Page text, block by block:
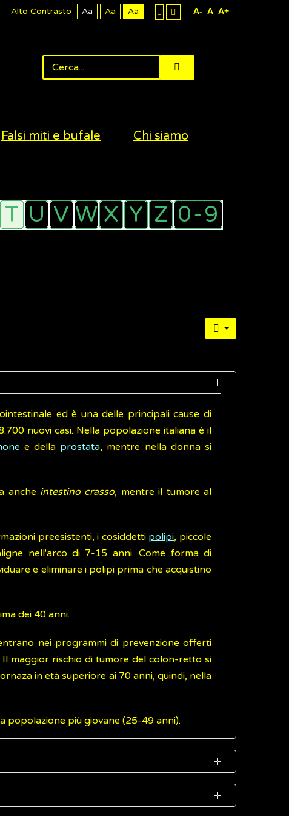
Alto Contrasto Aa Aa Aa A- A A+
Falsi miti e bufale Chi siamo
ed è una delle principali cause di
nuovi casi. Nella popolazione italiana è il
e della prostata, mentre nella donna si
anche intestino crasso, mentre il tumore al
preesistenti, i cosiddetti polipi, piccole
nell'arco di 7-15 anni. Come forma di
e eliminare i polipi prima che acquistino
dei 40 anni.
nei programmi di prevenzione offerti
Il maggior rischio di tumore del colon-retto si
in età superiore ai 70 anni, quindi, nella
popolazione più giovane (25-49 anni).